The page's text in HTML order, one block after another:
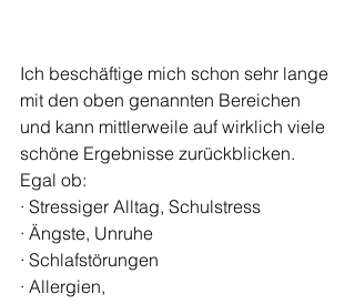
Ich beschäftige mich schon sehr lange
mit den oben genannten Bereichen
und kann mittlerweile auf wirklich viele
schöne Ergebnisse zurückblicken.
Egal ob:
· Stressiger Alltag, Schulstress
· Ängste, Unruhe
· Schlafstörungen
· Allergien,